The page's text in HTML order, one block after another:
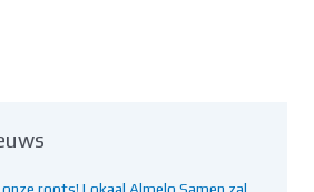
roots! Lokaal Almelo Samen zal